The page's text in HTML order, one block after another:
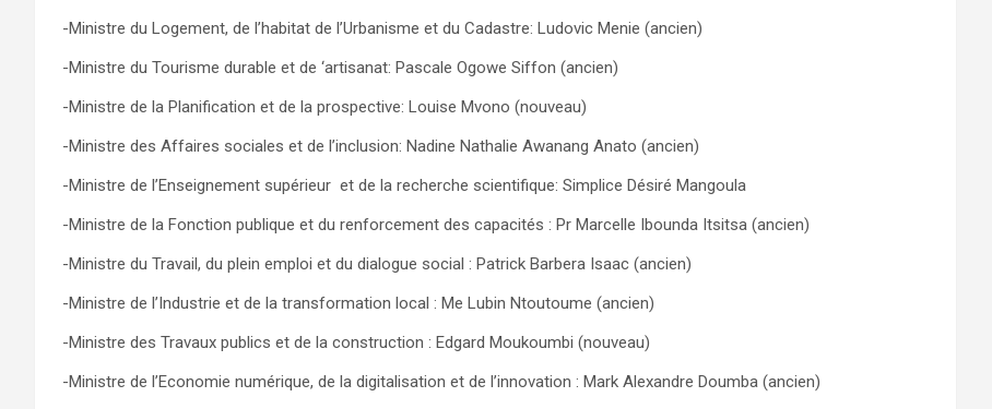
-Ministre du Logement, de l’habitat de l’Urbanisme et du Cadastre: Ludovic Menie (ancien)
-Ministre du Tourisme durable et de ‘artisanat: Pascale Ogowe Siffon (ancien)
-Ministre de la Planification et de la prospective: Louise Mvono (nouveau)
-Ministre des Affaires sociales et de l’inclusion: Nadine Nathalie Awanang Anato (ancien)
-Ministre de l’Enseignement supérieur et de la recherche scientifique: Simplice Désiré Mangoula
-Ministre de la Fonction publique et du renforcement des capacités : Pr Marcelle Ibounda Itsitsa (ancien)
-Ministre du Travail, du plein emploi et du dialogue social : Patrick Barbera Isaac (ancien)
-Ministre de l’Industrie et de la transformation local : Me Lubin Ntoutoume (ancien)
-Ministre des Travaux publics et de la construction : Edgard Moukoumbi (nouveau)
-Ministre de l’Economie numérique, de la digitalisation et de l’innovation : Mark Alexandre Doumba (ancien)